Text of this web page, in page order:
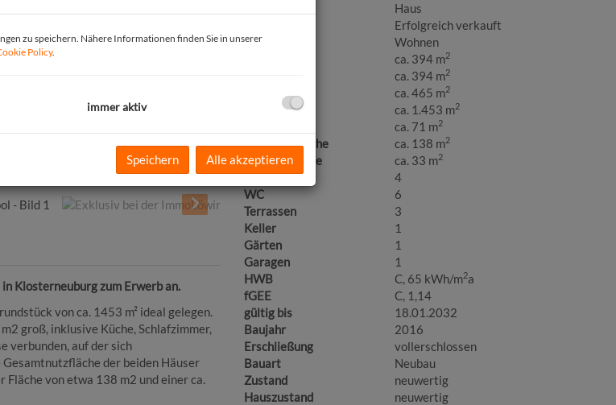
Klosterneuburg zum Erwerb an.
von ca. 1453 m² ideal gelegen.
groß, inklusive Küche, Schlafzimmer,
verbunden, auf der sich
der beiden Häuser
von etwa 138 m2 und einer ca.
Haus
Erfolgreich verkauft
Nutzungsart
Wohnen
ca. 394 m2
ca. 394 m2
Nutzfläche ca. 465 m2
Grundfläche ca. 1.453 m2
ca. 71 m2
Terrassenfläche ca. 138 m2
Garagenfläche ca. 33 m2
Bäder
4
WC
6
Terrassen
3
Keller
1
Gärten
1
Garagen
1
HWB
C, 65 kWh/m2a
fGEE
C, 1,14
gültig bis
18.01.2032
Baujahr
2016
Erschließung
vollerschlossen
Bauart
Neubau
Zustand
neuwertig
Hauszustand
neuwertig
zu speichern. Nähere Informationen finden Sie in unserer
Policy.
immer aktiv
Speichern Alle akzeptieren